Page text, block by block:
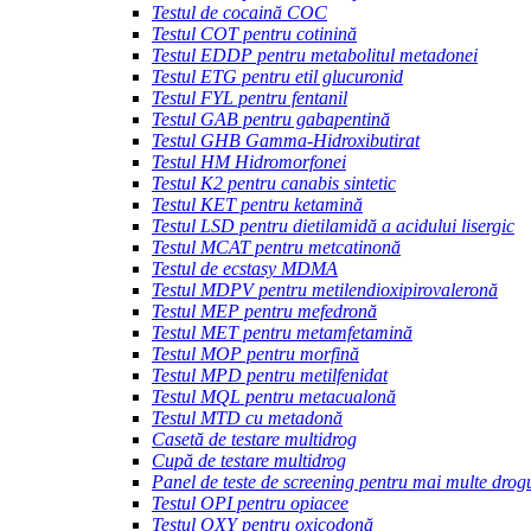
Testul de cocaină COC
Testul COT pentru cotinină
Testul EDDP pentru metabolitul metadonei
Testul ETG pentru etil glucuronid
Testul FYL pentru fentanil
Testul GAB pentru gabapentină
Testul GHB Gamma-Hidroxibutirat
Testul HM Hidromorfonei
Testul K2 pentru canabis sintetic
Testul KET pentru ketamină
Testul LSD pentru dietilamidă a acidului lisergic
Testul MCAT pentru metcatinonă
Testul de ecstasy MDMA
Testul MDPV pentru metilendioxipirovaleronă
Testul MEP pentru mefedronă
Testul MET pentru metamfetamină
Testul MOP pentru morfină
Testul MPD pentru metilfenidat
Testul MQL pentru metacualonă
Testul MTD cu metadonă
Casetă de testare multidrog
Cupă de testare multidrog
Panel de teste de screening pentru mai multe
Testul OPI pentru opiacee
Testul OXY pentru oxicodonă